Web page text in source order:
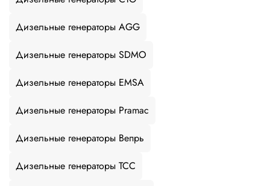
Дизельные генераторы AGG
Дизельные генераторы SDMO
Дизельные генераторы EMSA
Дизельные генераторы Pramac
Дизельные генераторы Вепрь
Дизельные генераторы ТСС